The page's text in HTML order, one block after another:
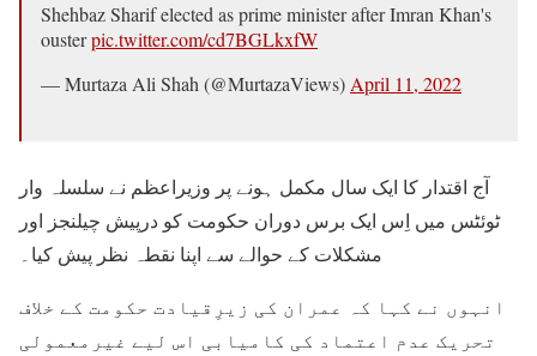
Shehbaz Sharif elected as prime minister after Imran Khan's
ousterpic.twitter.com/cd7BGLkxfW
— Murtaza Ali Shah (@MurtazaViews) April 11, 2022
آج اقتدار کا ایک سال مکمل ہونے پر وزیراعظم نے سلسلہ وار
ٹوئٹس میں اِس ایک برس دوران حکومت کو درپیش چیلنجز اور
مشکلات کے حوالے سے اپنا نقطہ نظر پیش کیا۔
انہوں نے کہا کہ عمران کی زیرِقیادت حکومت کے خلاف
تحریک عدم اعتماد کی کامیابی اس لیے غیرمعمولی